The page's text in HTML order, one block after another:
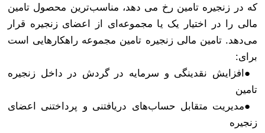
که در زنجیره تامین رخ می دهد، مناسب‌ترین محصول تامین
مالی را در اختیار یک یا مجموعه‌ای از اعضای زنجیره قرار
می‌دهد. تامین مالی زنجیره تامین مجموعه راهکارهایی است
برای:
● افزایش نقدینگی و سرمایه در گردش در داخل زنجیره
تامین
●مدیریت متقابل حساب‌های دریافتنی و پرداختنی اعضای
زنجیره